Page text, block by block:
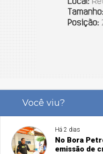
Você viu?
Há 2 dias
No Bora
emissão de